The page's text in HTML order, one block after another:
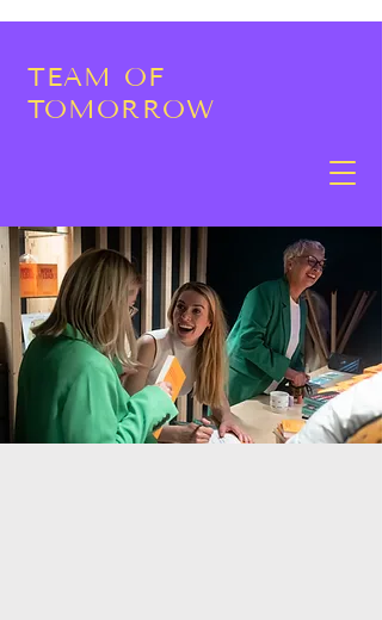
TEAM OF
TOMORROW